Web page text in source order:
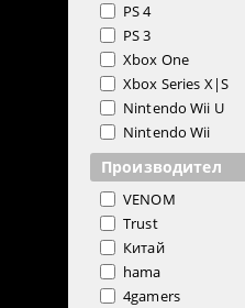
PS 4
PS 3
Xbox One
Xbox Series X|S
Nintendo Wii U
Nintendo Wii
Производител
VENOM
Trust
Китай
hama
4gamers